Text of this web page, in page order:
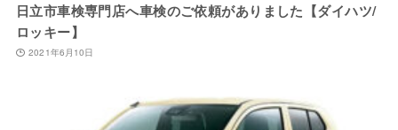
日立市車検専門店へ車検のご依頼がありました【ダイハツ/
ロッキー】
2021年6月10日